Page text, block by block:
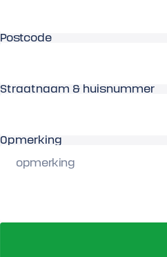
Postcode
Straatnaam & huisnummer
Opmerking